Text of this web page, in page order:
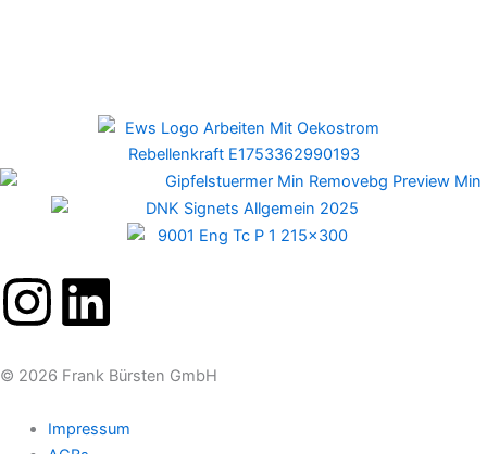
I
n
s
L
i
n
© 2026 Frank Bürsten GmbH
Impressum